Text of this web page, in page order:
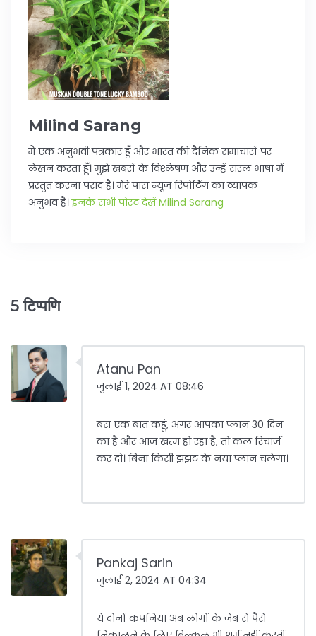
Milind Sarang
मैं एक अनुभवी पत्रकार हूँ और भारत की दैनिक समाचारों पर
लेखन करता हूँ। मुझे खबरों के विश्लेषण और उन्हें सरल भाषा में
प्रस्तुत करना पसंद है। मेरे पास न्यूज़ रिपोर्टिंग का व्यापक
अनुभव है।इनके सभी पोस्ट देखें Milind Sarang
5 टिप्पणि
Atanu Pan
जुलाई 1, 2024 AT 08:46
बस एक बात कहूं, अगर आपका प्लान 30 दिन
का है और आज खत्म हो रहा है, तो कल रिचार्ज
कर दो। बिना किसी झंझट के नया प्लान चलेगा।
Pankaj Sarin
जुलाई 2, 2024 AT 04:34
ये दोनों कंपनियां अब लोगों के जेब से पैसे